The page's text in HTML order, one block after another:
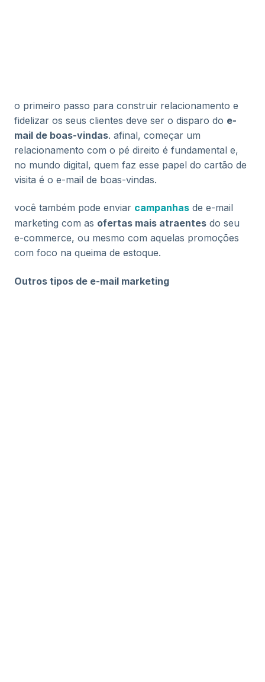
o primeiro passo para construir relacionamento e
fidelizar os seus clientes deve ser o disparo do e-
mail de boas-vindas. afinal, começar um
relacionamento com o pé direito é fundamental e,
no mundo digital, quem faz esse papel do cartão de
visita é o e-mail de boas-vindas.
você também pode enviar campanhas de e-mail
marketing com as ofertas mais atraentes do seu
e-commerce, ou mesmo com aquelas promoções
com foco na queima de estoque.
Outros tipos de e-mail marketing